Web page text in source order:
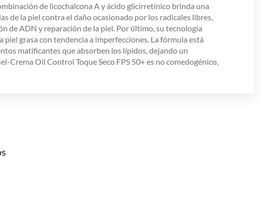
de licochalcona A y ácido glicirretínico brinda una
de la piel contra el daño ocasionado por los radicales libres,
de ADN y reparación de la piel. Por último, su tecnología
piel grasa con tendencia a imperfecciones. La fórmula está
matificantes que absorben los lípidos, dejando un
Crema Oil Control Toque Seco FPS 50+ es no comedogénico,